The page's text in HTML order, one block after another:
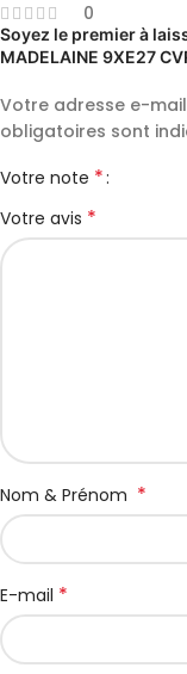
0
Soyez le premier à
MADELAINE 9XE27
Votre adresse e-
obligatoires sont
Votre note *
Votre avis *
Nom & Prénom *
E-mail *